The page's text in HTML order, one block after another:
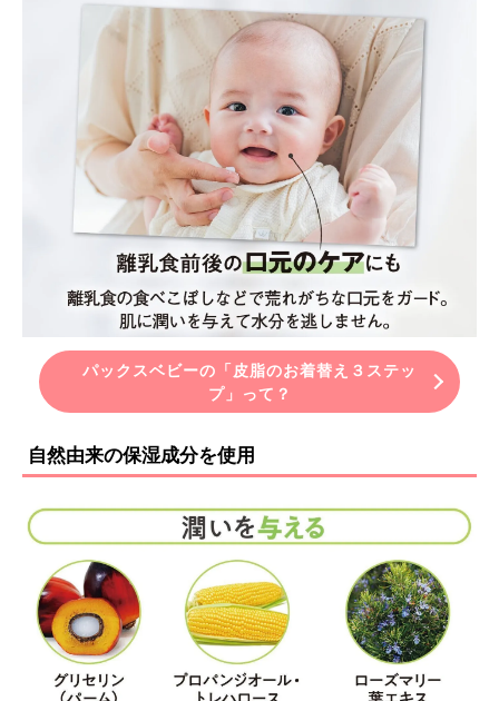
パックスベビーの「皮脂のお着替え３ステッ
プ」って？
自然由来の保湿成分を使用